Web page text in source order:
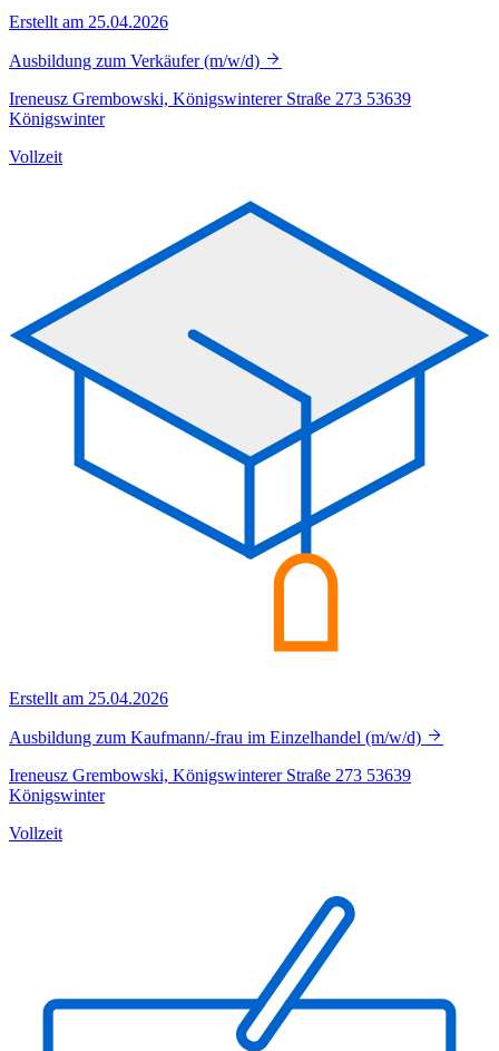
Erstellt am 25.04.2026
Ausbildung zum Verkäufer (m/w/d)
Ireneusz Grembowski, Königswinterer Straße 273 53639
Königswinter
Vollzeit
Erstellt am 25.04.2026
Ausbildung zum Kaufmann/-frau im Einzelhandel (m/w/d)
Ireneusz Grembowski, Königswinterer Straße 273 53639
Königswinter
Vollzeit